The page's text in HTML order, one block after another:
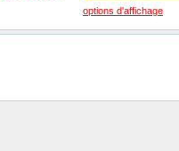
options d'affichage